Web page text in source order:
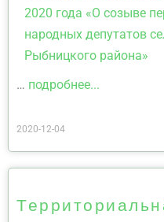
2020 года «О созыве
народных депутатов
Рыбницкого района»
… подробнее...
2020-12-04